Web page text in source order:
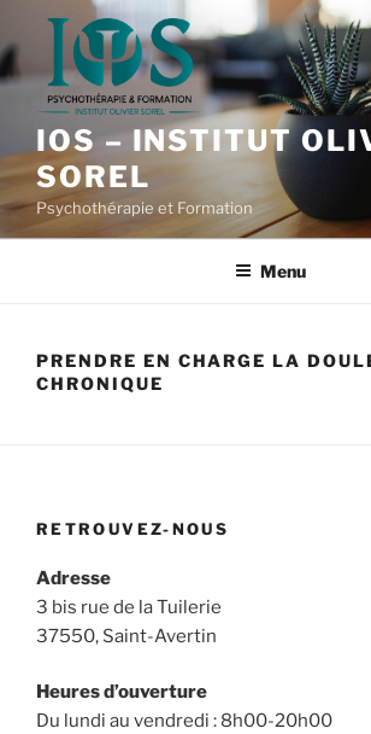
au
contenu
principal
IOS – INSTITUT
SOREL
Psychothérapie et Formation
Menu
PRENDRE EN CHARGE LA
CHRONIQUE
RETROUVEZ-NOUS
Adresse
3 bis rue de la Tuilerie
37550, Saint-Avertin
Heures d’ouverture
Du lundi au vendredi : 8h00-20h00